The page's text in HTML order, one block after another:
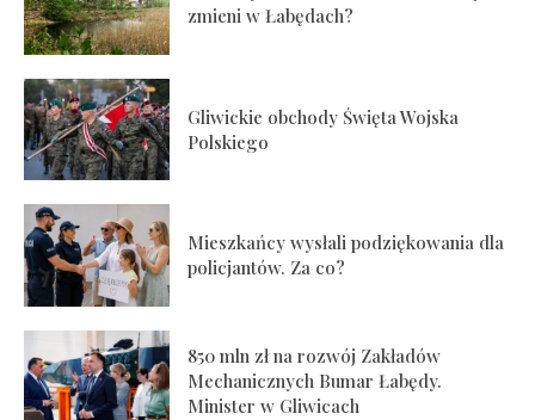
zmieni w Łabędach?
Gliwickie obchody Święta Wojska
Polskiego
Mieszkańcy wysłali podziękowania dla
policjantów. Za co?
850 mln zł na rozwój Zakładów
Mechanicznych Bumar Łabędy.
Minister w Gliwicach